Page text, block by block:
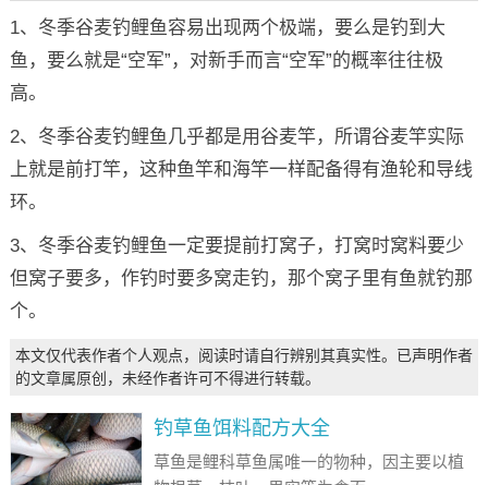
1、冬季谷麦钓鲤鱼容易出现两个极端，要么是钓到大
鱼，要么就是“空军”，对新手而言“空军”的概率往往极
高。
2、冬季谷麦钓鲤鱼几乎都是用谷麦竿，所谓谷麦竿实际
上就是前打竿，这种鱼竿和海竿一样配备得有渔轮和导线
环。
3、冬季谷麦钓鲤鱼一定要提前打窝子，打窝时窝料要少
但窝子要多，作钓时要多窝走钓，那个窝子里有鱼就钓那
个。
本文仅代表作者个人观点，阅读时请自行辨别其真实性。已声明作者
的文章属原创，未经作者许可不得进行转载。
钓草鱼饵料配方大全
草鱼是鲤科草鱼属唯一的物种，因主要以植